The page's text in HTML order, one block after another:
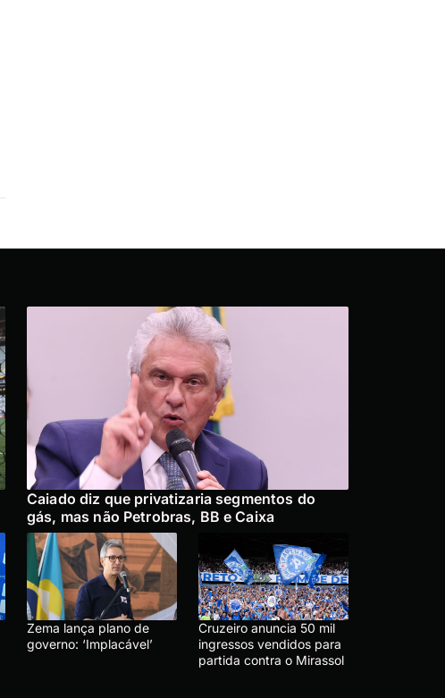
Caiado diz que privatizaria segmentos do
gás, mas não Petrobras, BB e Caixa
Zema lança plano de
governo: ‘Implacável’
Cruzeiro anuncia 50 mil
ingressos vendidos para
partida contra o Mirassol